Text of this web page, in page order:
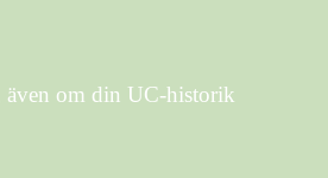
även om din UC-historik